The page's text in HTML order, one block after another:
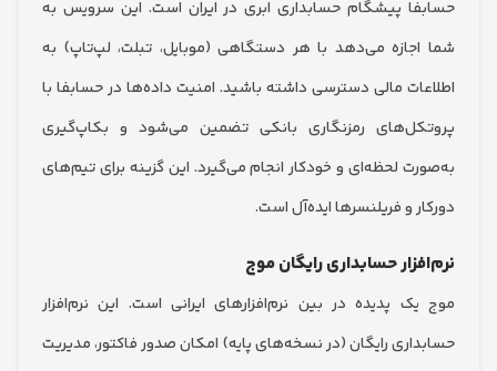
پیشگام حسابداری ابری در ایران است. این سرویس به
می‌دهد با هر دستگاهی (موبایل، تبلت، لپ‌تاپ) به
مالی دسترسی داشته باشید. امنیت داده‌ها در حسابفا با
رمزنگاری بانکی تضمین می‌شود و بکاپ‌گیری
لحظه‌ای و خودکار انجام می‌گیرد. این گزینه برای تیم‌های
و فریلنسرها ایده‌آل است.
حسابداری رایگان موج
پدیده در بین نرم‌افزارهای ایرانی است. این نرم‌افزار
رایگان (در نسخه‌های پایه) امکان صدور فاکتور، مدیریت